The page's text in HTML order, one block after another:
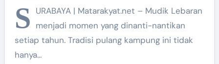
S URABAYA | Matarakyat.net – Mudik Lebaran
menjadi momen yang dinanti-nantikan
setiap tahun. Tradisi pulang kampung ini tidak
hanya…